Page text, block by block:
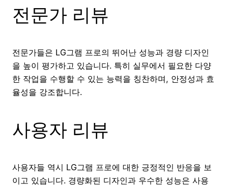
전문가 리뷰
전문가들은 LG그램 프로의 뛰어난 성능과 경량 디자인
을 높이 평가하고 있습니다. 특히 실무에서 필요한 다양
한 작업을 수행할 수 있는 능력을 칭찬하며, 안정성과 효
율성을 강조합니다.
사용자 리뷰
사용자들 역시 LG그램 프로에 대한 긍정적인 반응을 보
이고 있습니다. 경량화된 디자인과 우수한 성능은 사용